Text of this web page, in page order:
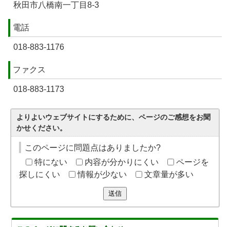
秋田市八橋南一丁目8-3
電話
018-883-1176
ファクス
018-883-1173
よりよいウェブサイトにするために、ページのご感想をお聞
かせください。
このページに問題点はありましたか?
特にない
内容が分かりにくい
ページを
探しにくい
情報が少ない 文章量が多い
送信